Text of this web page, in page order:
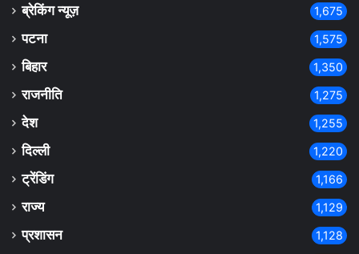
ब्रेकिंग न्यूज़ 1,675
पटना 1,575
बिहार 1,350
राजनीति 1,275
देश 1,255
दिल्ली 1,220
ट्रेंडिंग 1,166
राज्य 1,129
प्रशासन 1,128